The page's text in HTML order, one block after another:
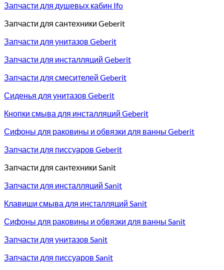
Запчасти для душевых кабин Ifo
Запчасти для сантехники Geberit
Запчасти для унитазов Geberit
Запчасти для инсталляций Geberit
Запчасти для смесителей Geberit
Сиденья для унитазов Geberit
Кнопки смыва для инсталляций Geberit
Сифоны для раковины и обвязки для ванны Geberit
Запчасти для писсуаров Geberit
Запчасти для сантехники Sanit
Запчасти для инсталляций Sanit
Клавиши смыва для инсталляций Sanit
Сифоны для раковины и обвязки для ванны Sanit
Запчасти для унитазов Sanit
Запчасти для писсуаров Sanit